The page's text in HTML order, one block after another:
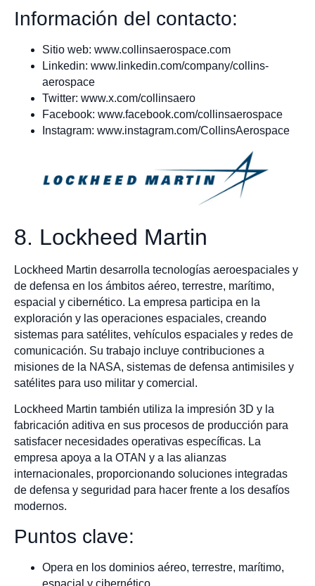
Información del contacto:
Sitio web: www.collinsaerospace.com
Linkedin: www.linkedin.com/company/collins-
aerospace
Twitter: www.x.com/collinsaero
Facebook: www.facebook.com/collinsaerospace
Instagram: www.instagram.com/CollinsAerospace
8. Lockheed Martin
Lockheed Martin desarrolla tecnologías aeroespaciales y
de defensa en los ámbitos aéreo, terrestre, marítimo,
espacial y cibernético. La empresa participa en la
exploración y las operaciones espaciales, creando
sistemas para satélites, vehículos espaciales y redes de
comunicación. Su trabajo incluye contribuciones a
misiones de la NASA, sistemas de defensa antimisiles y
satélites para uso militar y comercial.
Lockheed Martin también utiliza la impresión 3D y la
fabricación aditiva en sus procesos de producción para
satisfacer necesidades operativas específicas. La
empresa apoya a la OTAN y a las alianzas
internacionales, proporcionando soluciones integradas
de defensa y seguridad para hacer frente a los desafíos
modernos.
Puntos clave:
Opera en los dominios aéreo, terrestre, marítimo,
espacial y cibernético.